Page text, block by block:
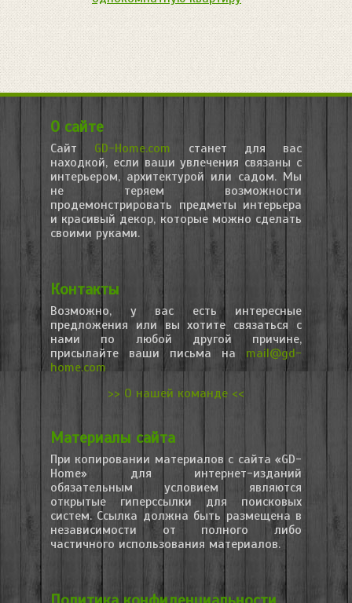
О сайте
Сайт GD-Home.com станет для вас
находкой, если ваши увлечения связаны с
интерьером, архитектурой или садом. Мы
не теряем возможности
продемонстрировать предметы интерьера
и красивый декор, которые можно сделать
своими руками.
Контакты
Возможно, у вас есть интересные
предложения или вы хотите связаться с
нами по любой другой причине,
присылайте ваши письма на mail@gd-
home.com
>> О нашей команде <<
Материалы сайта
При копировании материалов с сайта «GD-
Home» для интернет-изданий
обязательным условием являются
открытые гиперссылки для поисковых
систем. Ссылка должна быть размещена в
независимости от полного либо
частичного использования материалов.